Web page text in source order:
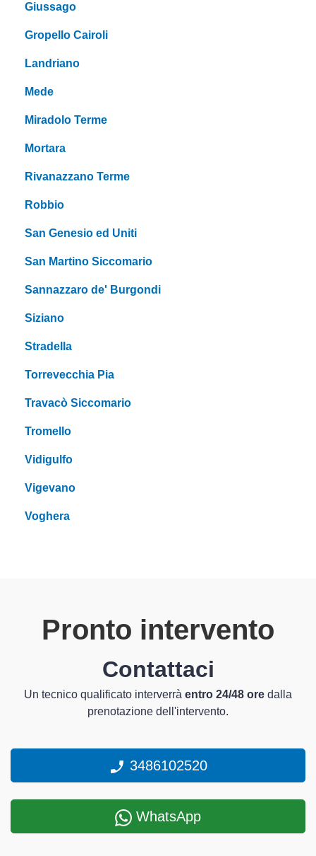
Giussago
Gropello Cairoli
Landriano
Mede
Miradolo Terme
Mortara
Rivanazzano Terme
Robbio
San Genesio ed Uniti
San Martino Siccomario
Sannazzaro de' Burgondi
Siziano
Stradella
Torrevecchia Pia
Travacò Siccomario
Tromello
Vidigulfo
Vigevano
Voghera
Pronto intervento
Contattaci
Un tecnico qualificato interverrà entro 24/48 ore dalla
prenotazione dell'intervento.
3486102520
WhatsApp